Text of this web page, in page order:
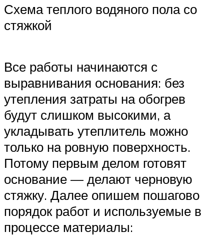
Схема теплого водяного пола со
стяжкой
Все работы начинаются с
выравнивания основания: без
утепления затраты на обогрев
будут слишком высокими, а
укладывать утеплитель можно
только на ровную поверхность.
Потому первым делом готовят
основание — делают черновую
стяжку. Далее опишем пошагово
порядок работ и используемые в
процессе материалы: